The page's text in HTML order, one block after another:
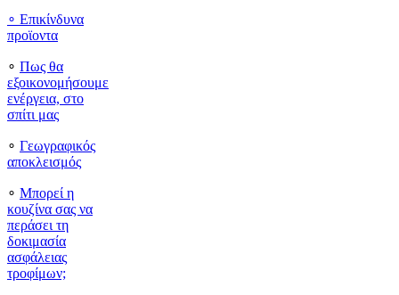
∘ Επικίνδυνα
προϊοντα
∘ Πως θα
εξοικονομήσουμε
ενέργεια, στο
σπίτι μας
∘ Γεωγραφικός
αποκλεισμός
∘ Μπορεί η
κουζίνα σας να
περάσει τη
δοκιμασία
ασφάλειας
τροφίμων;